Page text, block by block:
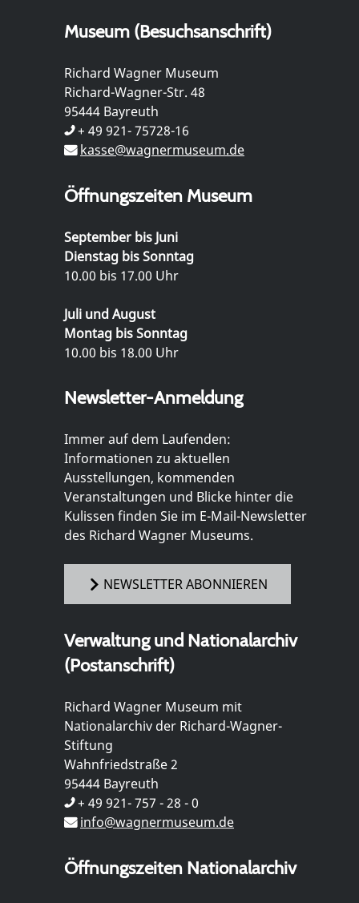
Museum (Besuchsanschrift)
Richard Wagner Museum
Richard-Wagner-Str. 48
95444 Bayreuth
+ 49 921- 75728-16
kasse@wagnermuseum.de
Öffnungszeiten Museum
September bis Juni
Dienstag bis Sonntag
10.00 bis 17.00 Uhr
Juli und August
Montag bis Sonntag
10.00 bis 18.00 Uhr
Newsletter-Anmeldung
Immer auf dem Laufenden:
Informationen zu aktuellen
Ausstellungen, kommenden
Veranstaltungen und Blicke hinter die
Kulissen finden Sie im E-Mail-Newsletter
des Richard Wagner Museums.
NEWSLETTER ABONNIEREN
Verwaltung und Nationalarchiv
(Postanschrift)
Richard Wagner Museum mit
Nationalarchiv der Richard-Wagner-
Stiftung
Wahnfriedstraße 2
95444 Bayreuth
+ 49 921- 757 - 28 - 0
info@wagnermuseum.de
Öffnungszeiten Nationalarchiv